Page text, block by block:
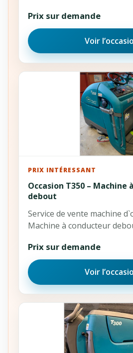
Prix sur demande
Voir
PRIX INTÉRESSANT
Occasion T350 – Machine
debout
Service de vente machine
Machine à conducteur
Prix sur demande
Voir